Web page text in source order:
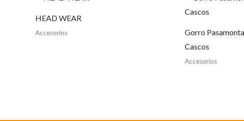
HEAD WEAR
Accesorios
Gorro
Cascos
Accesorios